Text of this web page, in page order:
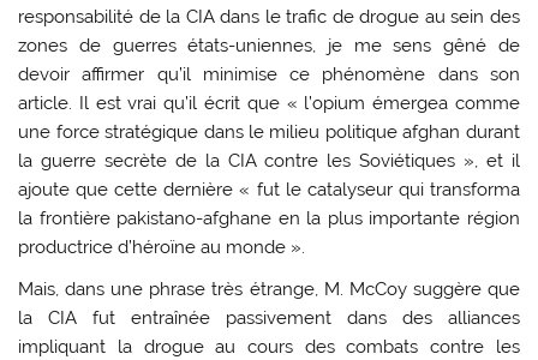
responsabilité de la CIA dans le trafic de drogue au sein des
zones de guerres états-uniennes, je me sens gêné de
devoir affirmer qu’il minimise ce phénomène dans son
article. Il est vrai qu’il écrit que « l’opium émergea comme
une force stratégique dans le milieu politique afghan durant
la guerre secrète de la CIA contre les Soviétiques », et il
ajoute que cette dernière « fut le catalyseur qui transforma
la frontière pakistano-afghane en la plus importante région
productrice d’héroïne au monde ».
Mais, dans une phrase très étrange, M. McCoy suggère que
la CIA fut entraînée passivement dans des alliances
impliquant la drogue au cours des combats contre les